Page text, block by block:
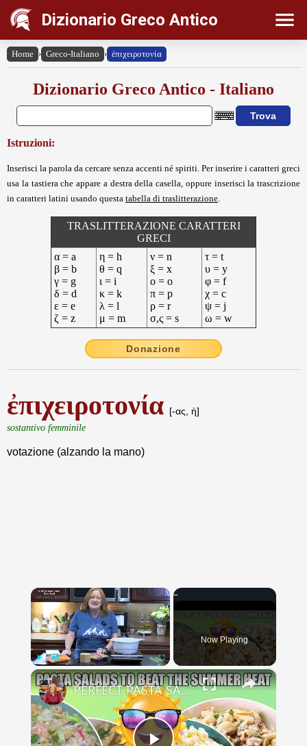
Dizionario Greco Antico
Home › Greco-Italiano › ἐπιχειροτονία
Dizionario Greco Antico - Italiano
Istruzioni:
Inserisci la parola da cercare senza accenti né spiriti. Per inserire i caratteri greci
usa la tastiera che appare a destra della casella, oppure inserisci la trascrizione
in caratteri latini usando questa tabella di traslitterazione
TRASLITTERAZIONE CARATTERI
GRECI
α = a
β = b
γ = g
δ = d
ε = e
ζ = z
η = h
θ = q
ι = i
κ = k
λ = l
μ = m
ν = n
ξ = x
ο = o
π = p
ρ = r
σ,ς = s
τ = t
υ = y
φ = f
χ = c
ψ = j
ω = w
Donazione
ἐπιχειροτονία [-ας, ἡ]
sostantivo femminile
votazione (alzando la mano)
×
Play Unmute Fullscreen
Now Playing
×
PERFECT PASTA SALADS FOR YOUR SUMMER GET TOGETHERS